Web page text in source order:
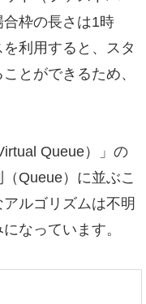
枠の長さは1時
利用すると、スタ
とができるため、
Queue）」の
Queue）に並ぶこ
ルゴリズムは不明
なっています。